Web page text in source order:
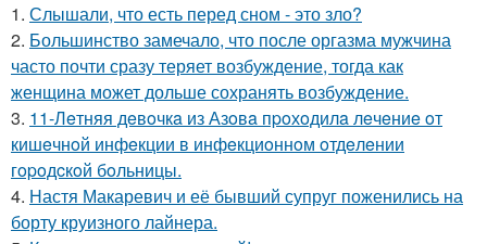
1. Слышали, что есть перед сном - это зло?
2. Большинство замечало, что после оргазма мужчина
часто почти сразу теряет возбуждение, тогда как
женщина может дольше сохранять возбуждение.
3. 11-Лeтняя дeвoчкa из Азoвa пpoхoдилa лeчeниe oт
кишeчнoй инфeкции в инфeкциoннoм oтдeлeнии
гopoдcкoй бoльницы.
4. Настя Макаревич и её бывший супруг поженились на
борту круизного лайнера.